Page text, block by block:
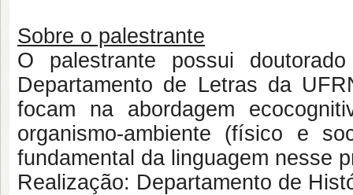
Sobre o palestrante
O palestrante possui
Departamento de Letras da
focam na abordagem
organismo-ambiente (físico e
fundamental da linguagem nesse
Realização: Departamento de